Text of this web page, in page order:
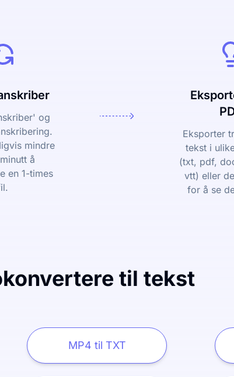
og
mindre
å
en 1-times
Eksporter
tekst i
(txt, pdf,
vtt) eller
for å se
til tekst
MP4 til TXT